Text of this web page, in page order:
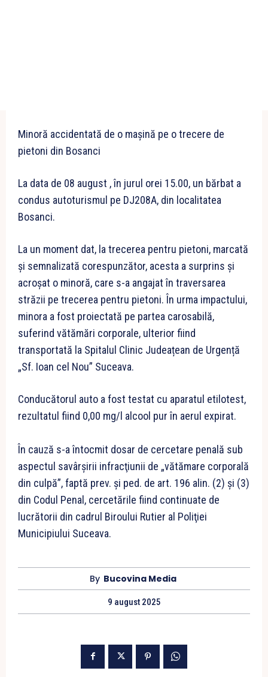
Minoră accidentată de o mașină pe o trecere de
pietoni din Bosanci
La data de 08 august , în jurul orei 15.00, un bărbat a
condus autoturismul pe DJ208A, din localitatea
Bosanci.
La un moment dat, la trecerea pentru pietoni, marcată
și semnalizată corespunzător, acesta a surprins și
acroșat o minoră, care s-a angajat în traversarea
străzii pe trecerea pentru pietoni. În urma impactului,
minora a fost proiectată pe partea carosabilă,
suferind vătămări corporale, ulterior fiind
transportată la Spitalul Clinic Judeațean de Urgență
„Sf. Ioan cel Nou” Suceava.
Conducătorul auto a fost testat cu aparatul etilotest,
rezultatul fiind 0,00 mg/l alcool pur în aerul expirat.
În cauză s-a întocmit dosar de cercetare penală sub
aspectul savârşirii infracţiunii de „vătămare corporală
din culpă”, faptă prev. și ped. de art. 196 alin. (2) și (3)
din Codul Penal, cercetările fiind continuate de
lucrătorii din cadrul Biroului Rutier al Poliţiei
Municipiului Suceava.
By Bucovina Media
9 august 2025